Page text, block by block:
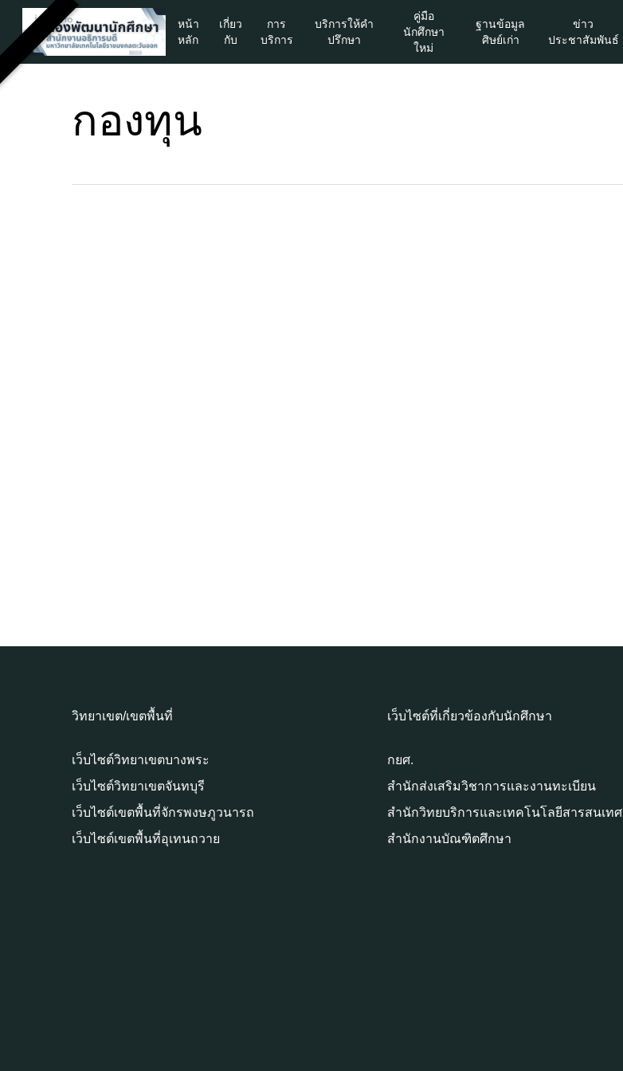
Skip
main
content
หน้า
หลัก
เกี่ยว
กับ
การ
บริการ
บริการให้คำ
ปรึกษา
คู่มือ
นักศึกษา
ใหม่
ฐานข้อมูล
ศิษย์เก่า
ข่าว
ประชาสัมพันธ์
กองทุน
วิทยาเขต/เขตพื้นที่
เว็บไซต์วิทยาเขตบางพระ
เว็บไซต์วิทยาเขตจันทบุรี
เว็บไซต์เขตพื้นที่จักรพงษภูวนารถ
เว็บไซต์เขตพื้นที่อุเทนถวาย
เว็บไซต์ที่เกี่ยวข้องกับนักศึกษา
กยศ.
สำนักส่งเสริมวิชาการและงานทะเบียน
สำนักวิทยบริการและเทคโนโลยีสารสนเทศ
สำนักงานบัณฑิตศึกษา